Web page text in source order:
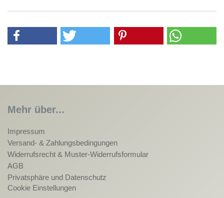
Mehr über...
Impressum
Versand- & Zahlungsbedingungen
Widerrufsrecht & Muster-Widerrufsformular
AGB
Privatsphäre und Datenschutz
Cookie Einstellungen